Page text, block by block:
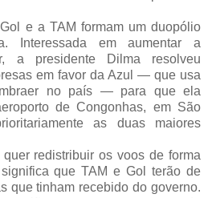
e a TAM formam um duopólio
Interessada em aumentar a
a presidente Dilma resolveu
em favor da Azul — que usa
no país — para que ela
de Congonhas, em São
as duas maiores
redistribuir os voos de forma
que TAM e Gol terão de
que tinham recebido do governo.